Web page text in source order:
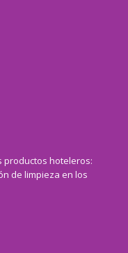
productos hoteleros:
de limpieza en los